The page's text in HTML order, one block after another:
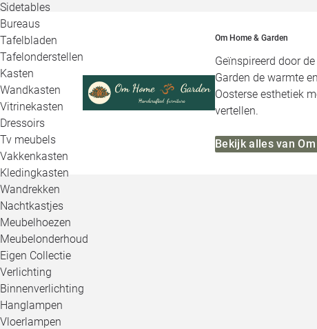
Sidetables
Bureaus
Tafelbladen
Tafelonderstellen
Kasten
Wandkasten
Vitrinekasten
Dressoirs
Tv meubels
Vakkenkasten
Kledingkasten
Wandrekken
Nachtkastjes
Meubelhoezen
Meubelonderhoud
Eigen Collectie
Verlichting
Binnenverlichting
Hanglampen
Vloerlampen
Om Home & Garden
Geïnspireerd door
Garden de warmte
Oosterse esthetiek
vertellen.
Bekijk alles van